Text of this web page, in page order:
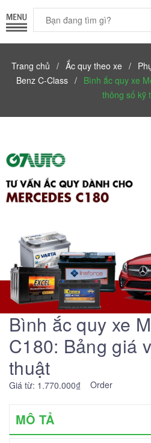
Trang chủ / Ắc quy theo xe /
Benz C-Class / Bình ắc quy xe
thông số kỹ
Bình ắc quy xe
C180: Bảng giá
thuật
Giá từ: 1.770.000₫ Order
MÔ TẢ